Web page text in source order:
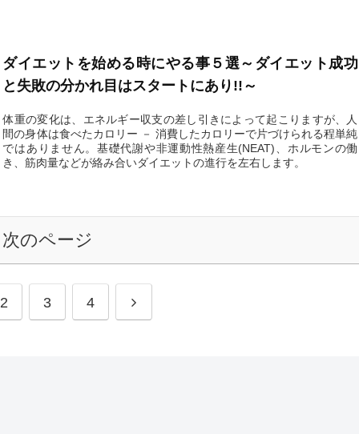
ダイエットを始める時にやる事５選～ダイエット成功
と失敗の分かれ目はスタートにあり!!～
体重の変化は、エネルギー収支の差し引きによって起こりますが、人
間の身体は食べたカロリー － 消費したカロリーで片づけられる程単純
ではありません。基礎代謝や非運動性熱産生(NEAT)、ホルモンの働
き、筋肉量などが絡み合いダイエットの進行を左右します。
次のページ
2 3 4